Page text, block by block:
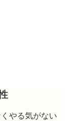
やる気がない